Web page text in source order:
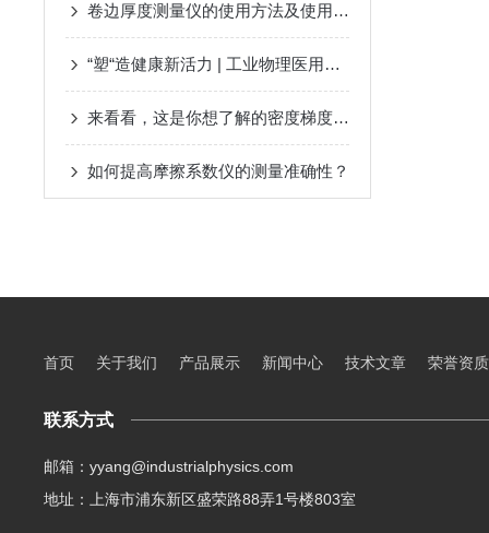
卷边厚度测量仪的使用方法及使用教程
“塑“造健康新活力 | 工业物理医用橡塑及包装质量控制方案
来看看，这是你想了解的密度梯度仪吗？
如何提高摩擦系数仪的测量准确性？
首页 关于我们 产品展示 新闻中心 技术文章 荣誉资质
联系方式
邮箱：yyang@industrialphysics.com
地址：上海市浦东新区盛荣路88弄1号楼803室